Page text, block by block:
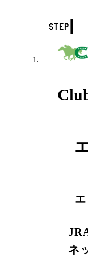
step1
ネ